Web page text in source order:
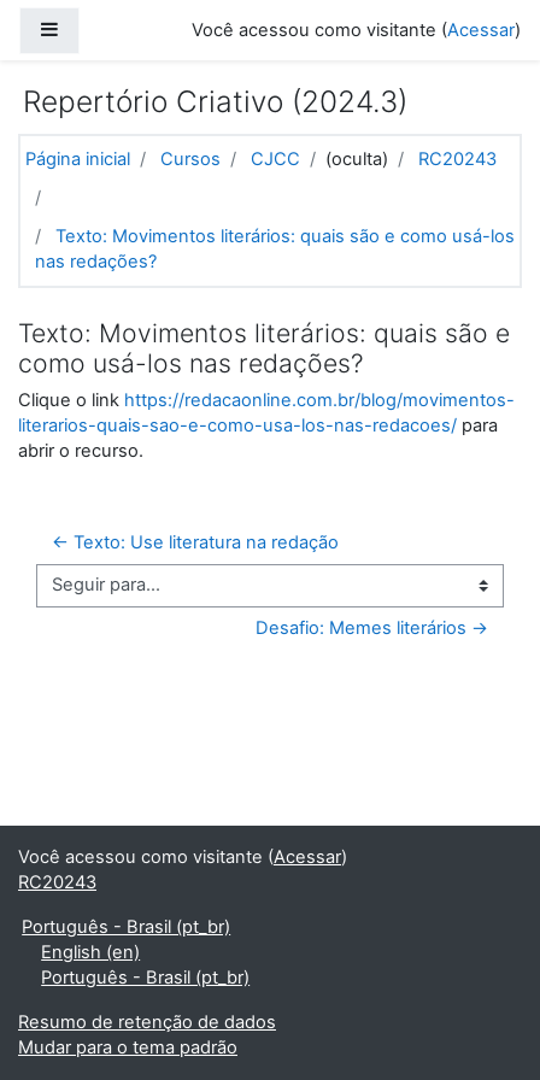
Você acessou como visitante (Acessar)
Repertório Criativo (2024.3)
Página inicial Cursos CJCC (oculta) RC20243
Texto: Movimentos literários: quais são e como usá-los
nas redações?
Texto: Movimentos literários: quais são e
como usá-los nas redações?
Clique o link https://redacaonline.com.br/blog/movimentos-
literarios-quais-sao-e-como-usa-los-nas-redacoes/ para
abrir o recurso.
← Texto: Use literatura na redação
Seguir para...
Desafio: Memes literários →
Você acessou como visitante (Acessar)
RC20243
Português - Brasil ‎(pt_br)‎
English ‎(en)‎
Português - Brasil ‎(pt_br)‎
Resumo de retenção de dados
Mudar para o tema padrão